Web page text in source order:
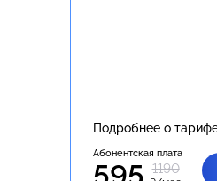
Подробнее о
Абонентская плата
1190